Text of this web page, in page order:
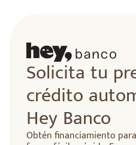
Solicita tu
crédito
Hey Banco
Obtén financiamiento